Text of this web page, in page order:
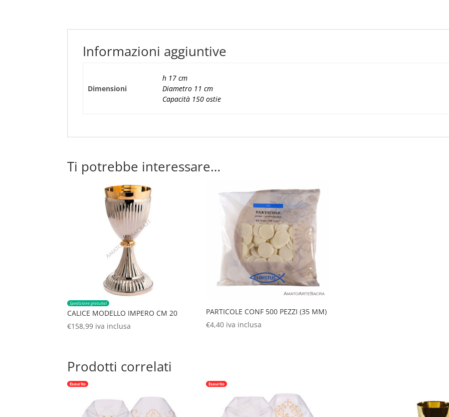
Informazioni aggiuntive
Dimensioni
h 17 cm
Diametro 11 cm
Capacità 150 ostie
Ti potrebbe interessare…
Spedizione gratuita!
CALICE MODELLO IMPERO CM 20
€158,99 iva inclusa
PARTICOLE CONF 500 PEZZI (35 MM)
€4,40 iva inclusa
Prodotti correlati
Esaurito Esaurito